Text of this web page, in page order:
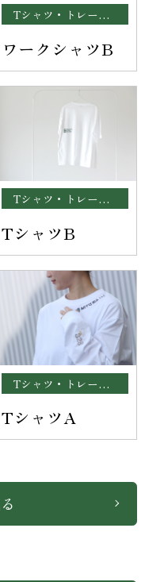
Tシャツ・トレーナー
ワークシャツB
Tシャツ・トレーナー
TシャツB
Tシャツ・トレーナー
TシャツA